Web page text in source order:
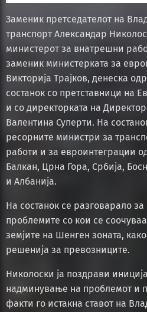
Заменик претседателот на
транспорт Александар
министерот за внатрешни
заменик министерката за
Викторија Трајков, денеска
состанок со претставници на
и со директорката на
Валентина Суперти. На
ресорните министри за
работи и за евроинтеграции
Балкан, Црна Гора, Србија,
и Албанија.
На состанок се разговарало
проблемите со кои се
земјите на Шенген зоната,
решенија за превозниците.
Николоски ја поздрави
надминување на проблемот и
факти го истакна ставот на